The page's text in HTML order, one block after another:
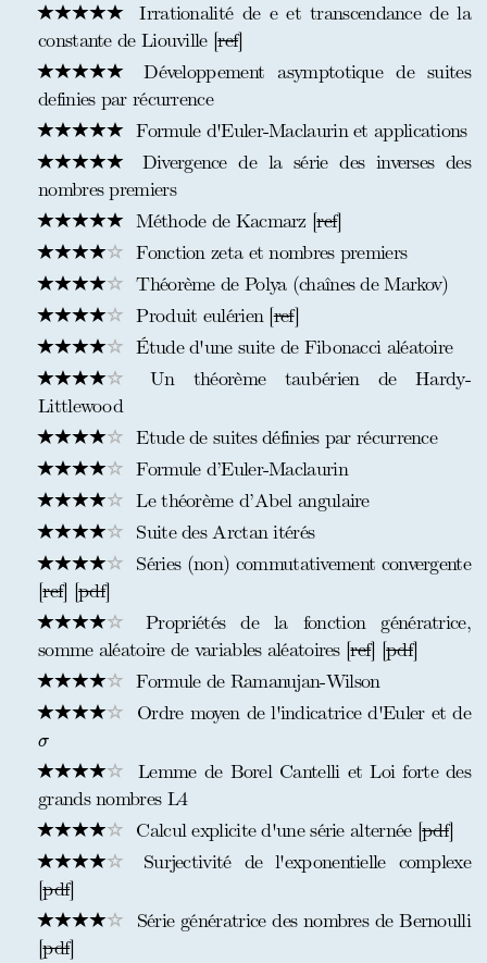
Irrationalité de e et transcendance de la
constante de Liouville [ref]
Développement asymptotique de suites
definies par récurrence
Formule d'Euler-Maclaurin et applications
Divergence de la série des inverses des
nombres premiers
Méthode de Kacmarz [ref]
Fonction zeta et nombres premiers
Théorème de Polya (chaînes de Markov)
Produit eulérien [ref]
Étude d'une suite de Fibonacci aléatoire
Un théorème taubérien de Hardy-
Littlewood
Etude de suites définies par récurrence
Formule d’Euler-Maclaurin
Le théorème d’Abel angulaire
Suite des Arctan itérés
Séries (non) commutativement convergente
[ref] [pdf]
Propriétés de la fonction génératrice,
somme aléatoire de variables aléatoires [ref] [pdf]
Formule de Ramanujan-Wilson
Ordre moyen de l'indicatrice d'Euler et de
σ
σ
Lemme de Borel Cantelli et Loi forte des
grands nombres L4
Calcul explicite d'une série alternée [pdf]
Surjectivité de l'exponentielle complexe
[pdf]
Série génératrice des nombres de Bernoulli
[pdf]